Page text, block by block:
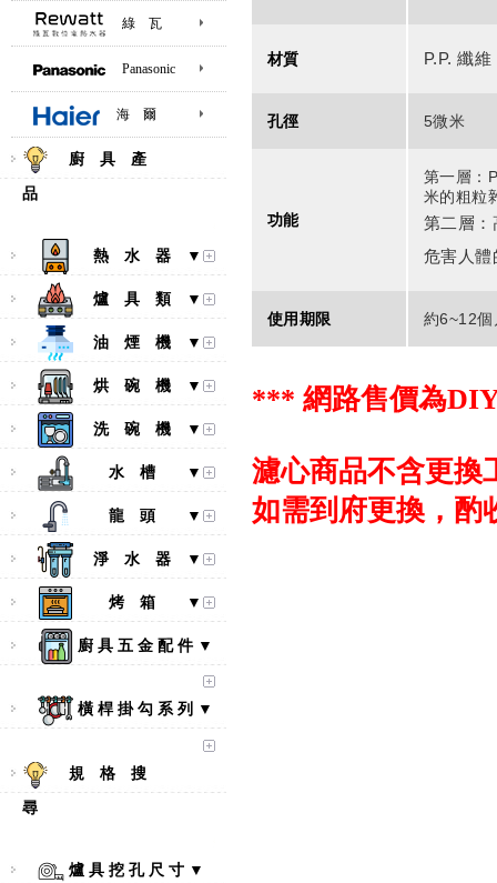
綠 瓦
Panasonic
海 爾
廚 具 產
品
熱 水 器 ▼
爐 具 類 ▼
油 煙 機 ▼
烘 碗 機 ▼
洗 碗 機 ▼
水 槽 ▼
龍 頭 ▼
淨 水 器 ▼
烤 箱 ▼
廚 具 五 金 配 件 ▼
橫 桿 掛 勾 系 列 ▼
規 格 搜
尋
爐 具 挖 孔 尺 寸 ▼
【林內Rinnai】 RB-L2600S(A)
彩焱系列 檯面式彩焱不銹鋼雙
材質 P.P. 纖
孔徑 5微米
功能
第一層：
米的粗粒
第二層
危害人體
使用期限 約6~12
*** 網路售價為
濾心商品不含更換
如需到府更換，酌